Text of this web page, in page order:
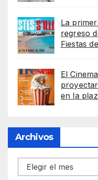
La
regreso
Fiestas
El
en la
Archivos
Archivos